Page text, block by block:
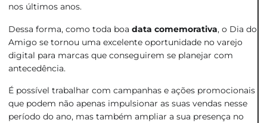
nos últimos anos.
Dessa forma, como toda boa data comemorativa, o Dia do
Amigo se tornou uma excelente oportunidade no varejo
digital para marcas que conseguirem se planejar com
antecedência.
É possível trabalhar com campanhas e ações promocionais
que podem não apenas impulsionar as suas vendas nesse
período do ano, mas também ampliar a sua presença no